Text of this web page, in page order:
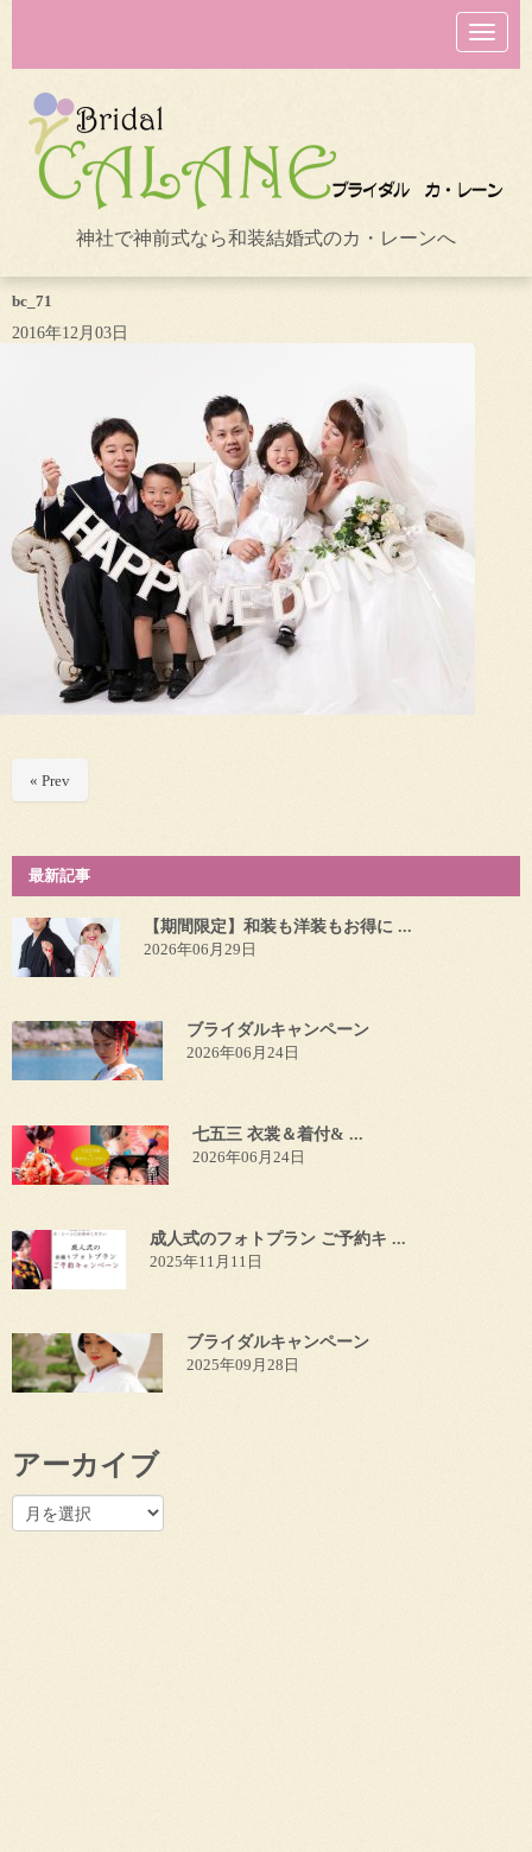
N
a
v
o
n
神社で神前式なら和装結婚式のカ・レーンへ
bc_71
2016年12月03日
« Prev
最新記事
【期間限定】和装も洋装もお得に ...
2026年06月29日
ブライダルキャンペーン
2026年06月24日
七五三 衣裳＆着付& ...
2026年06月24日
成人式のフォトプラン ご予約キ ...
2025年11月11日
ブライダルキャンペーン
2025年09月28日
アーカイブ